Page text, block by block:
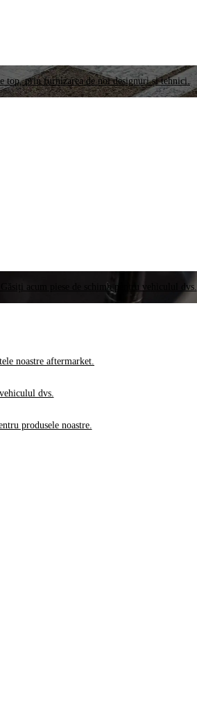
top, prin furnizarea de noi designuri și tehnici.
acum piese de schimb pentru vehiculul dvs.
noastre aftermarket.
dvs.
produsele noastre.